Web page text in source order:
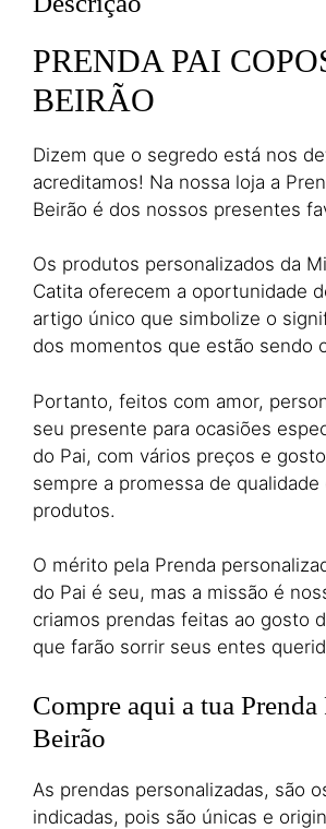
PRENDA PAI
BEIRÃO
Dizem que o segredo está nos
acreditamos! Na nossa loja a
Beirão é dos nossos presentes
Os produtos personalizados da
Catita oferecem a oportunidade
artigo único que simbolize o
dos momentos que estão sendo
Portanto, feitos com amor,
seu presente para ocasiões
do Pai, com vários preços e
sempre a promessa de qualidade
produtos.
O mérito pela Prenda
do Pai é seu, mas a missão é
criamos prendas feitas ao gosto
que farão sorrir seus entes
Compre aqui a tua Prenda
Beirão
As prendas personalizadas, são
indicadas, pois são únicas e